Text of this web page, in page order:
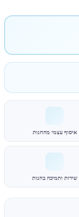
איסוף עצמי מהחנות
שירות ותמיכה בחנות